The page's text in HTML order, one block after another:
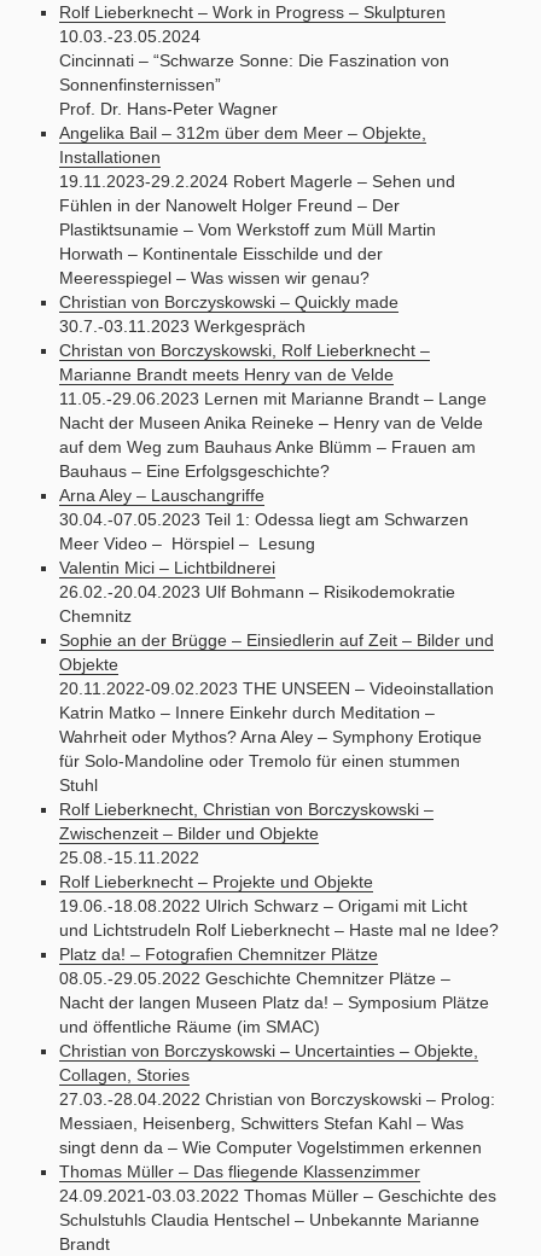
Rolf Lieberknecht – Work in Progress – Skulpturen
10.03.-23.05.2024
Cincinnati – “Schwarze Sonne: Die Faszination von
Sonnenfinsternissen”
Prof. Dr. Hans-Peter Wagner
Angelika Bail – 312m über dem Meer – Objekte,
Installationen
19.11.2023-29.2.2024 Robert Magerle – Sehen und
Fühlen in der Nanowelt Holger Freund – Der
Plastiktsunamie – Vom Werkstoff zum Müll Martin
Horwath – Kontinentale Eisschilde und der
Meeresspiegel – Was wissen wir genau?
Christian von Borczyskowski – Quickly made
30.7.-03.11.2023 Werkgespräch
Christan von Borczyskowski, Rolf Lieberknecht –
Marianne Brandt meets Henry van de Velde
11.05.-29.06.2023 Lernen mit Marianne Brandt – Lange
Nacht der Museen Anika Reineke – Henry van de Velde
auf dem Weg zum Bauhaus Anke Blümm – Frauen am
Bauhaus – Eine Erfolgsgeschichte?
Arna Aley – Lauschangriffe
30.04.-07.05.2023 Teil 1: Odessa liegt am Schwarzen
Meer Video – Hörspiel – Lesung
Valentin Mici – Lichtbildnerei
26.02.-20.04.2023 Ulf Bohmann – Risikodemokratie
Chemnitz
Sophie an der Brügge – Einsiedlerin auf Zeit – Bilder und
Objekte
20.11.2022-09.02.2023 THE UNSEEN – Videoinstallation
Katrin Matko – Innere Einkehr durch Meditation –
Wahrheit oder Mythos? Arna Aley – Symphony Erotique
für Solo-Mandoline oder Tremolo für einen stummen
Stuhl
Rolf Lieberknecht, Christian von Borczyskowski –
Zwischenzeit – Bilder und Objekte
25.08.-15.11.2022
Rolf Lieberknecht – Projekte und Objekte
19.06.-18.08.2022 Ulrich Schwarz – Origami mit Licht
und Lichtstrudeln Rolf Lieberknecht – Haste mal ne Idee?
Platz da! – Fotografien Chemnitzer Plätze
08.05.-29.05.2022 Geschichte Chemnitzer Plätze –
Nacht der langen Museen Platz da! – Symposium Plätze
und öffentliche Räume (im SMAC)
Christian von Borczyskowski – Uncertainties – Objekte,
Collagen, Stories
27.03.-28.04.2022 Christian von Borczyskowski – Prolog:
Messiaen, Heisenberg, Schwitters Stefan Kahl – Was
singt denn da – Wie Computer Vogelstimmen erkennen
Thomas Müller – Das fliegende Klassenzimmer
24.09.2021-03.03.2022 Thomas Müller – Geschichte des
Schulstuhls Claudia Hentschel – Unbekannte Marianne
Brandt